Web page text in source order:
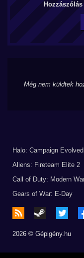
Még nem küldtek
Halo: Campaign Evolved
Aliens: Fireteam Elite 2
Call of Duty: Modern
Gears of War: E-Day
2026 © Gépigény.hu